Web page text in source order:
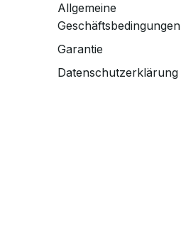
Allgemeine
Geschäftsbedingungen
Garantie
Datenschutzerklärung